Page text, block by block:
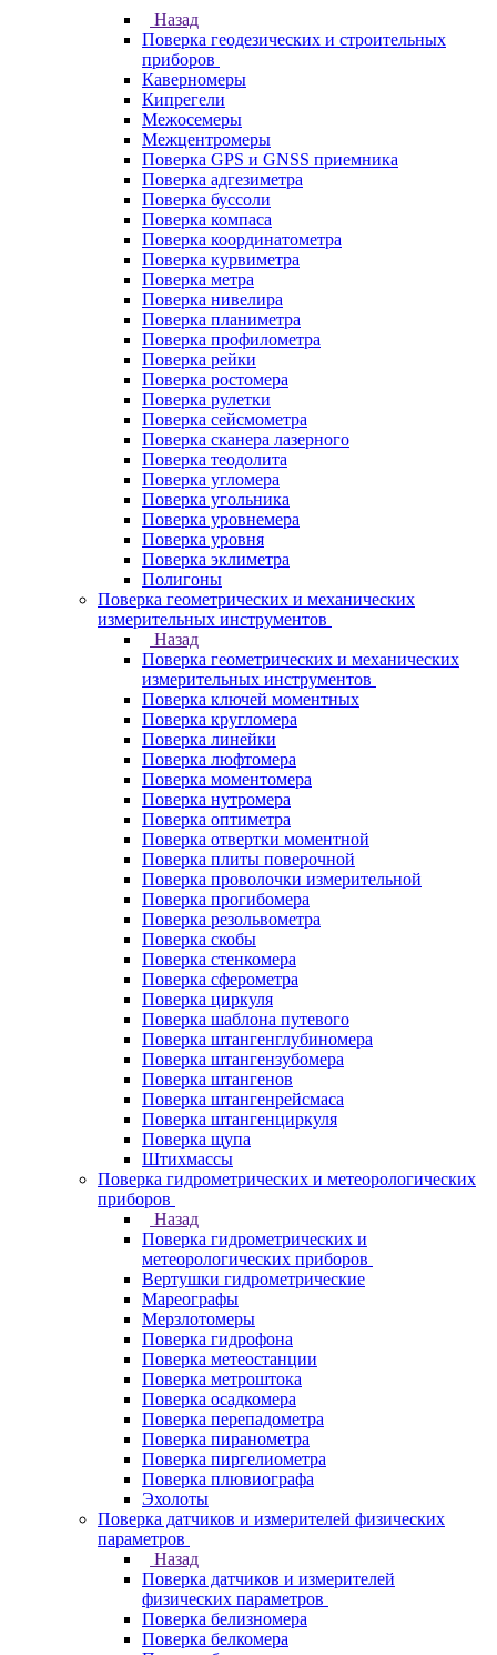
Назад
Поверка геодезических и строительных
приборов
Каверномеры
Кипрегели
Межосемеры
Межцентромеры
Поверка GPS и GNSS приемника
Поверка адгезиметра
Поверка буссоли
Поверка компаса
Поверка координатометра
Поверка курвиметра
Поверка метра
Поверка нивелира
Поверка планиметра
Поверка профилометра
Поверка рейки
Поверка ростомера
Поверка рулетки
Поверка сейсмометра
Поверка сканера лазерного
Поверка теодолита
Поверка угломера
Поверка угольника
Поверка уровнемера
Поверка уровня
Поверка эклиметра
Полигоны
Поверка геометрических и механических
измерительных инструментов
Назад
Поверка геометрических и механических
измерительных инструментов
Поверка ключей моментных
Поверка кругломера
Поверка линейки
Поверка люфтомера
Поверка моментомера
Поверка нутромера
Поверка оптиметра
Поверка отвертки моментной
Поверка плиты поверочной
Поверка проволочки измерительной
Поверка прогибомера
Поверка резольвометра
Поверка скобы
Поверка стенкомера
Поверка сферометра
Поверка циркуля
Поверка шаблона путевого
Поверка штангенглубиномера
Поверка штангензубомера
Поверка штангенов
Поверка штангенрейсмаса
Поверка штангенциркуля
Поверка щупа
Штихмассы
Поверка гидрометрических и метеорологических
приборов
Назад
Поверка гидрометрических и
метеорологических приборов
Вертушки гидрометрические
Мареографы
Мерзлотомеры
Поверка гидрофона
Поверка метеостанции
Поверка метроштока
Поверка осадкомера
Поверка перепадометра
Поверка пиранометра
Поверка пиргелиометра
Поверка плювиографа
Эхолоты
Поверка датчиков и измерителей физических
параметров
Назад
Поверка датчиков и измерителей
физических параметров
Поверка белизномера
Поверка белкомера